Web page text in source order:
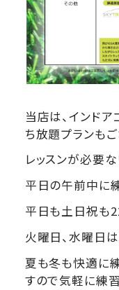
当店は、インド
ち放題プランもご
レッスンが必要な
平日の午前中に
平日も土日祝も
火曜日、水曜日
夏も冬も快適に
すので気軽に練